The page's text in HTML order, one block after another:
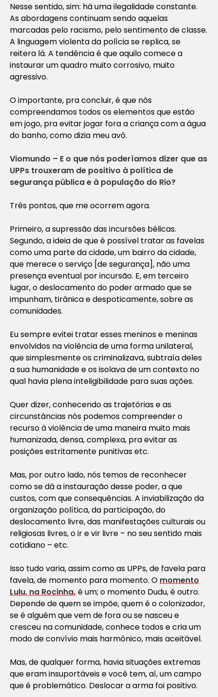
Nesse sentido, sim: há uma ilegalidade constante.
As abordagens continuam sendo aquelas
marcadas pelo racismo, pelo sentimento de classe.
A linguagem violenta da polícia se replica, se
reitera lá. A tendência é que aquilo comece a
instaurar um quadro muito corrosivo, muito
agressivo.
O importante, pra concluir, é que nós
compreendamos todos os elementos que estão
em jogo, pra evitar jogar fora a criança com a água
do banho, como dizia meu avô.
Viomundo – E o que nós poderíamos dizer que as
UPPs trouxeram de positivo à política de
segurança pública e à população do Rio?
Três pontos, que me ocorrem agora.
Primeiro, a supressão das incursões bélicas.
Segundo, a ideia de que é possível tratar as favelas
como uma parte da cidade, um bairro da cidade,
que merece o serviço [de segurança], não uma
presença eventual por incursão. E, em terceiro
lugar, o deslocamento do poder armado que se
impunham, tirânica e despoticamente, sobre as
comunidades.
Eu sempre evitei tratar esses meninos e meninas
envolvidos na violência de uma forma unilateral,
que simplesmente os criminalizava, subtraía deles
a sua humanidade e os isolava de um contexto no
qual havia plena inteligibilidade para suas ações.
Quer dizer, conhecendo as trajetórias e as
circunstâncias nós podemos compreender o
recurso à violência de uma maneira muito mais
humanizada, densa, complexa, pra evitar as
posições estritamente punitivas etc.
Mas, por outro lado, nós temos de reconhecer
como se dá a instauração desse poder, a que
custos, com que consequências. A inviabilização da
organização política, da participação, do
deslocamento livre, das manifestações culturais ou
religiosas livres, o ir e vir livre – no seu sentido mais
cotidiano – etc.
Isso tudo varia, assim como as UPPs, de favela para
favela, de momento para momento. O momento
Lulu, na Rocinha, é um; o momento Dudu, é outro.
Depende de quem se impõe, quem é o colonizador,
se é alguém que vem de fora ou se nasceu e
cresceu na comunidade, conhece todos e cria um
modo de convívio mais harmônico, mais aceitável.
Mas, de qualquer forma, havia situações extremas
que eram insuportáveis e você tem, aí, um campo
que é problemático. Deslocar a arma foi positivo.